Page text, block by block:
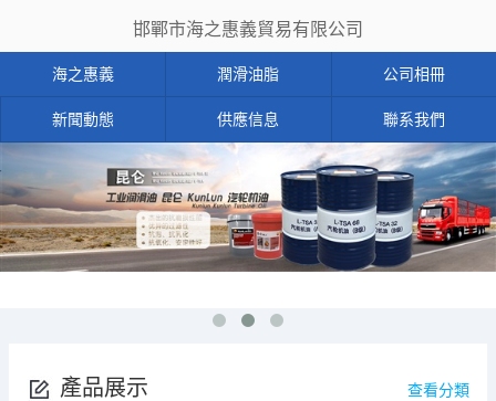
邯鄲市海之惠義貿易有限公司
海之惠義 潤滑油脂 公司相冊
新聞動態 供應信息 聯系我們
產品展示 查看分類